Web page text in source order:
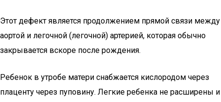
Этот дефект является продолжением прямой связи между
аортой и легочной (легочной) артерией, которая обычно
закрывается вскоре после рождения.
Ребенок в утробе матери снабжается кислородом через
плаценту через пуповину. Легкие ребенка не расширены и